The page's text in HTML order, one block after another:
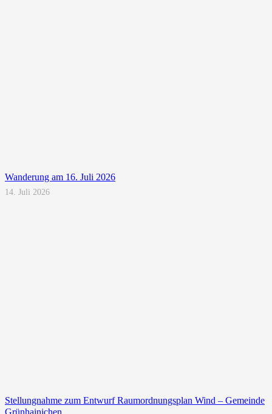
Wanderung am 16. Juli 2026
14. Juli 2026
Stellungnahme zum Entwurf Raumordnungsplan Wind – Gemeinde
Grünhainichen